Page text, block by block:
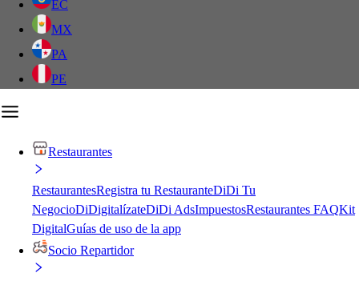
EC
MX
PA
PE
Restaurantes
RestaurantesRegistra tu RestauranteDiDi Tu
NegocioDiDigitalízateDiDi AdsImpuestosRestaurantes FAQKit
DigitalGuías de uso de la app
Socio Repartidor